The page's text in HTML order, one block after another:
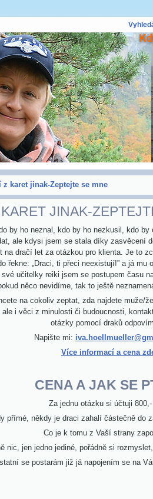
z karet jinak-Zeptejte se mne
JINAK-
by ho neznal, kdo by ho nezkusil, kdo by
ale kdysi jsem se stala díky zasvěcení
na dračí let za otázkou pro klienta. Je to
řekne: „Draci, ti přeci neexistují!” a já mu
učitelky reiki jsem se postupem času
něco nevidíme, tak to ještě
na cokoliv zeptat, zda najdete muže/
i věci z minulosti či budoucnosti,
otázky pomocí draků
Napište mi:
Více informací a cena
CENA A JAK SE
Za jednu otázku si účtuji
přímé, někdy je draci zahalí částečně do
Co je k tomu z Vaší strany
nic, jen jedno jediné, pořádně si
se postarám již já napojením se na